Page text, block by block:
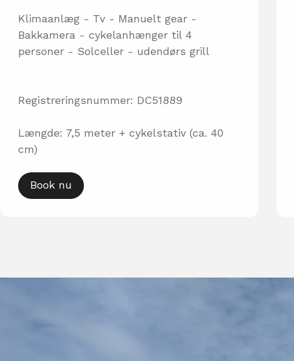
Klimaanlæg - Tv - Manuelt gear -
Bakkamera - cykelanhænger til 4
personer - Solceller - udendørs grill
Registreringsnummer: DC51889
Længde: 7,5 meter + cykelstativ (ca. 40
cm)
Book nu